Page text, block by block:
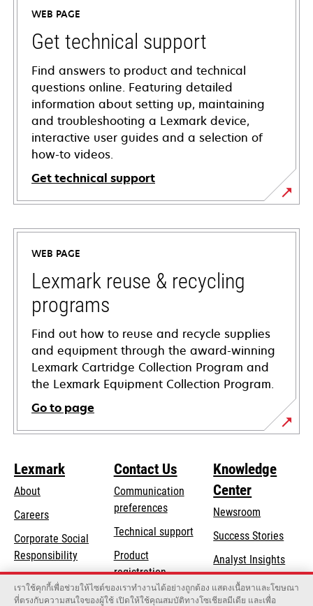
WEB PAGE
Get technical support
Find answers to product and technical
questions online. Featuring detailed
information about setting up, maintaining
and troubleshooting a Lexmark device,
interactive user guides and a selection of
how-to videos.
Get technical support
opens
in
new
tab
WEB PAGE
Lexmark reuse & recycling
programs
Find out how to reuse and recycle supplies
and equipment through the award-winning
Lexmark Cartridge Collection Program and
the Lexmark Equipment Collection Program.
Go to page
Lexmark
About
Careers
Corporate Social
Responsibilityopens
in
a
Sustainability
Lexmark Partners
Contact Us
Communication
preferences
Technical supportopens
new
tab
Product
registration
Find a dealer
Knowledge
Center
Newsroom
Success Stories
Analyst Insights
เราใช้คุกกี้เพื่อช่วยให้ไซต์ของเราทำงานได้อย่างถูกต้อง แสดงเนื้อหาและโฆษณา
ที่ตรงกับความสนใจของผู้ใช้ เปิดให้ใช้คุณสมบัติทางโซเชียลมีเดีย และเพื่อ